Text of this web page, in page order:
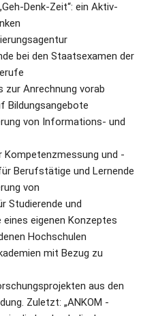
Denk-Zeit“: ein Aktiv-
bei den Staatsexamen der
zur Anrechnung vorab
Bildungsangebote
von Informations- und
Kompetenzmessung und -
Berufstätige und Lernende
von
Studierende und
eigenen Konzeptes
Hochschulen
mit Bezug zu
aus den
Zuletzt: „ANKOM -